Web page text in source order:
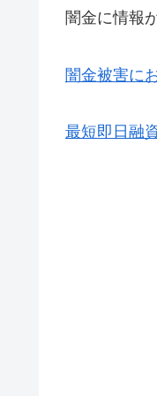
闇金に情報
闇金被害に
最短即日融